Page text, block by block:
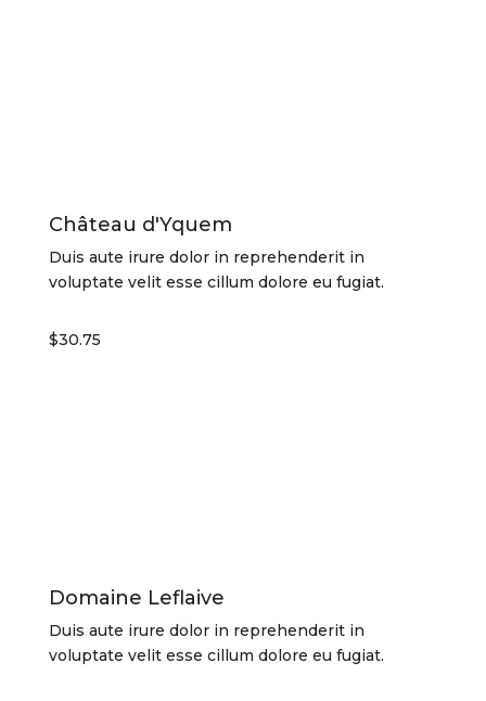
Château d'Yquem
Duis aute irure dolor in reprehenderit in
voluptate velit esse cillum dolore eu fugiat.
$30.75
Domaine Leflaive
Duis aute irure dolor in reprehenderit in
voluptate velit esse cillum dolore eu fugiat.